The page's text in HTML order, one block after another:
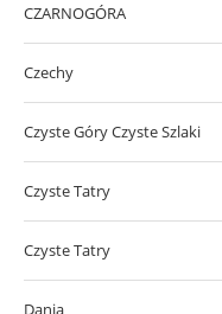
CZARNOGÓRA
Czechy
Czyste Góry Czyste Szlaki
Czyste Tatry
Czyste Tatry
Dania